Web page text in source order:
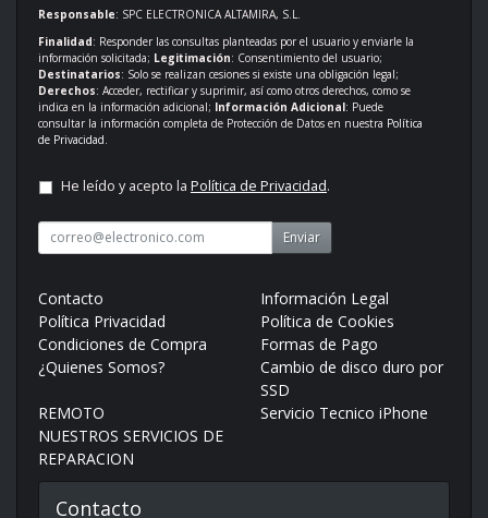
Responsable: SPC ELECTRONICA ALTAMIRA, S.L.
Finalidad: Responder las consultas planteadas por el usuario y enviarle la
información solicitada; Legitimación: Consentimiento del usuario;
Destinatarios: Solo se realizan cesiones si existe una obligación legal;
Derechos: Acceder, rectificar y suprimir, así como otros derechos, como se
indica en la información adicional; Información Adicional: Puede
consultar la información completa de Protección de Datos en nuestra Política
de Privacidad
He leído y acepto la Política de Privacidad.
Enviar
Contacto
Información Legal
Política Privacidad
Política de Cookies
Condiciones de Compra
Formas de Pago
¿Quienes Somos?
Cambio de disco duro por
SSD
REMOTO
Servicio Tecnico iPhone
NUESTROS SERVICIOS DE
REPARACION
Contacto